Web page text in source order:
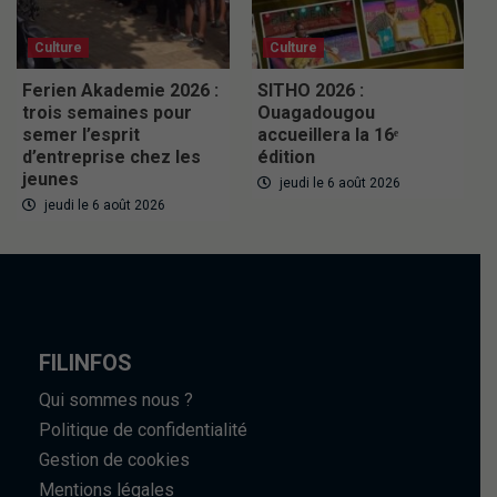
Culture
Ferien Akademie 2026 :
trois semaines pour
semer l’esprit
d’entreprise chez les
jeunes
jeudi le 6 août 2026
Culture
SITHO 2026 :
Ouagadougou
accueillera la 16ᵉ
édition
jeudi le 6 août 2026
FILINFOS
Qui sommes nous ?
Politique de confidentialité
Gestion de cookies
Mentions légales